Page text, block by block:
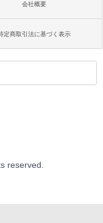
会社概要
定商取引法に基づく表示
reserved.